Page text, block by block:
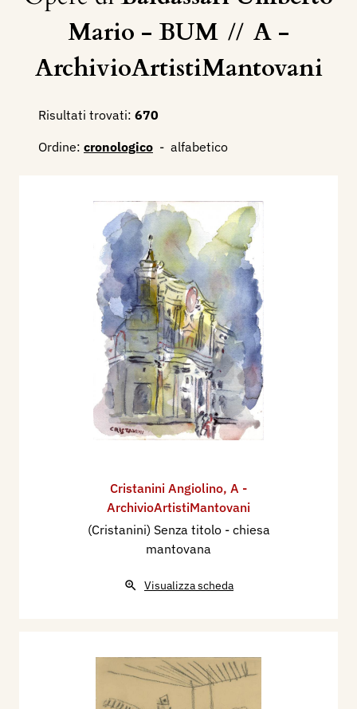
Mario - BUM // A -
ArchivioArtistiMantovani
Risultati trovati: 670
Ordine: cronologico - alfabetico
Cristanini Angiolino, A -
ArchivioArtistiMantovani
(Cristanini) Senza titolo - chiesa
mantovana
Visualizza scheda